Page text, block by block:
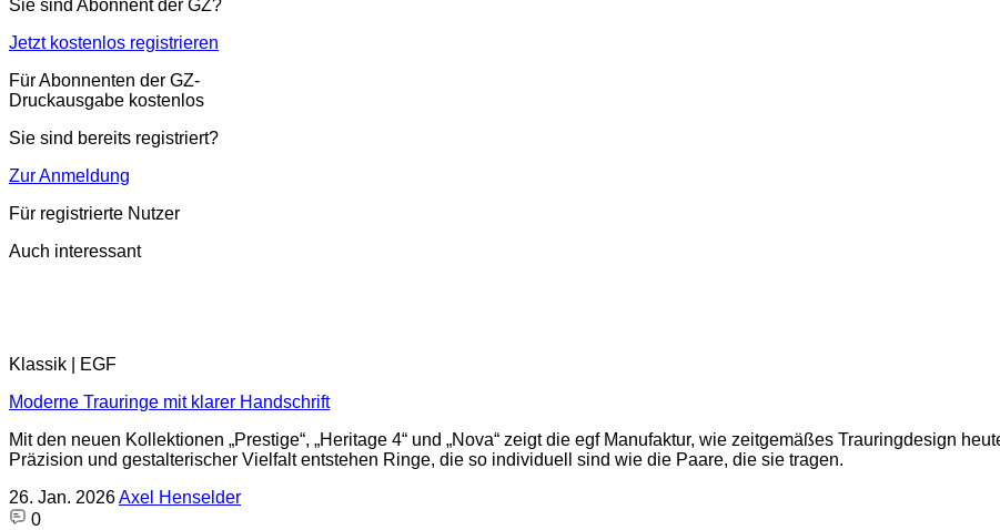
Sie sind Abonnent der GZ?
Jetzt kostenlos registrieren
Für Abonnenten der GZ-
Druckausgabe kostenlos
Sie sind bereits registriert?
Zur Anmeldung
Für registrierte Nutzer
Auch interessant
Klassik | EGF
Moderne Trauringe mit klarer Handschrift
Mit den neuen Kollektionen „Prestige“, „Heritage 4“ und „Nova“ zeigt die egf Manufaktur, wie zeitgemäßes Trauringdesign
Präzision und gestalterischer Vielfalt entstehen Ringe, die so individuell sind wie die Paare, die sie tragen.
26. Jan. 2026Axel Henselder
0